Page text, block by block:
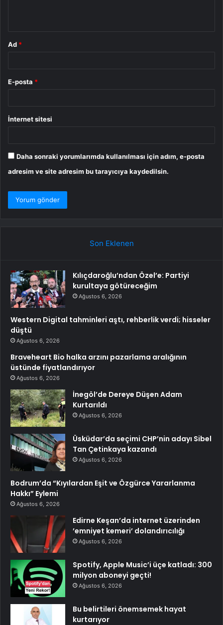
Ad *
E-posta *
İnternet sitesi
Daha sonraki yorumlarımda kullanılması için adım, e-posta
adresim ve site adresim bu tarayıcıya kaydedilsin.
Son Eklenen
Kılıçdaroğlu’ndan Özel’e: Partiyi
kurultaya götüreceğim
Ağustos 6, 2026
Western Digital tahminleri aştı, rehberlik verdi; hisseler
düştü
Ağustos 6, 2026
Braveheart Bio halka arzını pazarlama aralığının
üstünde fiyatlandırıyor
Ağustos 6, 2026
İnegöl’de Dereye Düşen Adam
Kurtarıldı
Ağustos 6, 2026
Üsküdar’da seçimi CHP’nin adayı Sibel
Tan Çetinkaya kazandı
Ağustos 6, 2026
Bodrum’da “Kıyılardan Eşit ve Özgürce Yararlanma
Hakkı” Eylemi
Ağustos 6, 2026
Edirne Keşan’da internet üzerinden
’emniyet kemeri’ dolandırıcılığı
Ağustos 6, 2026
Spotify, Apple Music’i üçe katladı: 300
milyon aboneyi geçti!
Ağustos 6, 2026
Bu belirtileri önemsemek hayat
kurtarıyor